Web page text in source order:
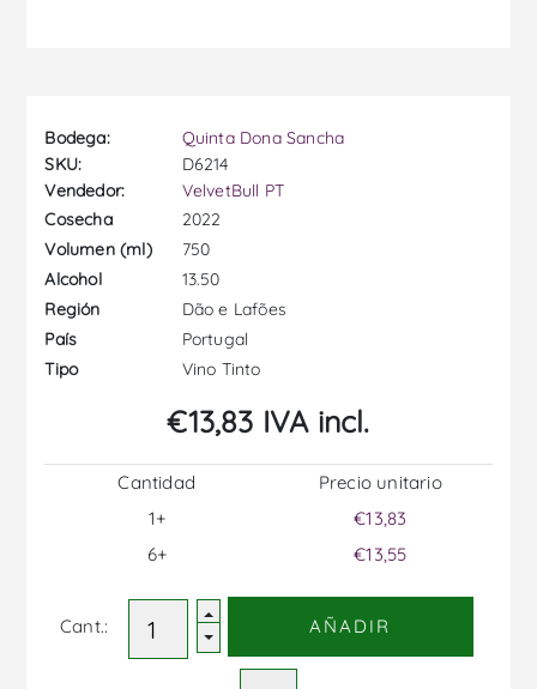
Bodega:
Quinta Dona Sancha
SKU:
D6214
Vendedor:
VelvetBull PT
Cosecha
2022
Volumen (ml)
750
Alcohol
13.50
Región
Dão e Lafões
País
Portugal
Tipo
Vino Tinto
€13,83 IVA incl.
Cantidad
1+
6+
Precio unitario
€13,83
€13,55
Cant.: AÑADIR